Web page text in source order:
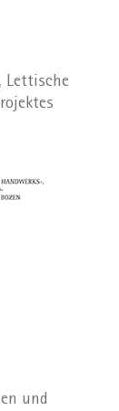
Lettische
und